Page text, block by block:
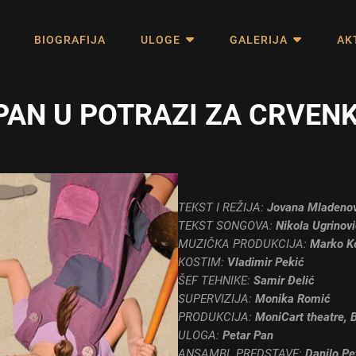
BIOGRAFIJA ULOGE GALERIJA
U POTRAZI ZA
ТEKST I REŽIJA: Jovana
TEKST SONGOVA: Nikola
MUZIČKA PRODUKCIJA: Marko
KOSTIM: Vladimir Pekić
ŠEF TEHNIKE: Samir Đelić
SUPERVIZIJA: Monika Romić
PRODUKCIJA: MoniCart theatre,
ULOGA: Petar Pan